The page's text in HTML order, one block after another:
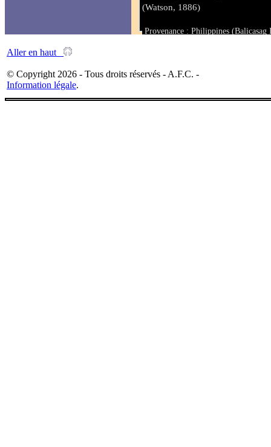
(Watson, 1886)
Provenance : Philippines (Balicasag
Aller en haut
© Copyright 2026 - Tous droits réservés - A.F.C. -
Information légale.